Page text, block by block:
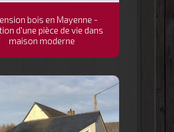
bois en Mayenne -
d'une pièce de vie dans
maison moderne